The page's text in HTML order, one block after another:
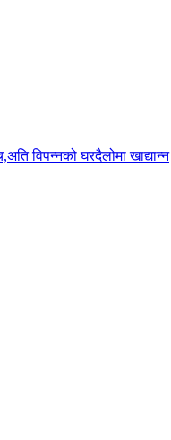
विपन्नको घरदैलोमा खाद्यान्न